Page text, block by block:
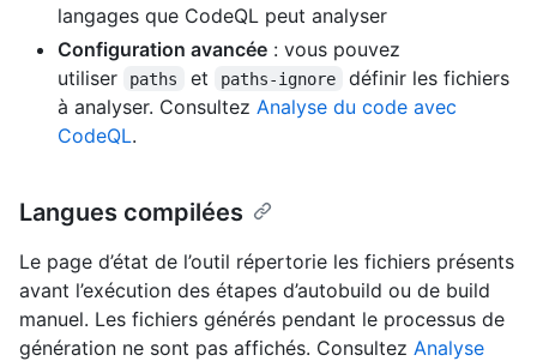
langages que CodeQL peut analyser
Configuration avancée : vous pouvez
utiliser
paths et paths-ignore
définir les fichiers
à analyser. Consultez Analyse du code avec
CodeQL.
Langues compilées
Le page d’état de l’outil répertorie les fichiers présents
avant l’exécution des étapes d’autobuild ou de build
manuel. Les fichiers générés pendant le processus de
génération ne sont pas affichés. Consultez Analyse